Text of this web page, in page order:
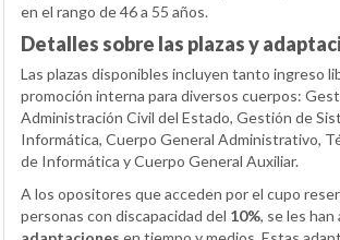
en el rango de 46 a 55 años.
Detalles sobre las plazas y
Las plazas disponibles incluyen tanto ingreso
promoción interna para diversos cuerpos:
Administración Civil del Estado, Gestión de
Informática, Cuerpo General Administrativo,
de Informática y Cuerpo General Auxiliar.
A los opositores que acceden por el cupo
personas con discapacidad del 10%, se les